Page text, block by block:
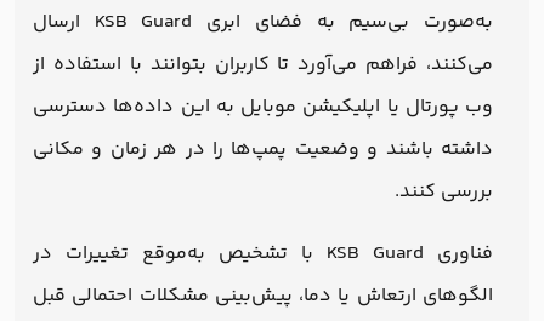
به‌صورت بی‌سیم به فضای ابری KSB Guard ارسال
می‌کنند، فراهم می‌آورد تا کاربران بتوانند با استفاده از
وب پورتال یا اپلیکیشن موبایل به این داده‌ها دسترسی
داشته باشند و وضعیت پمپ‌ها را در هر زمان و مکانی
بررسی کنند.
فناوری KSB Guard با تشخیص به‌موقع تغییرات در
الگوهای ارتعاش یا دما، پیش‌بینی مشکلات احتمالی قبل